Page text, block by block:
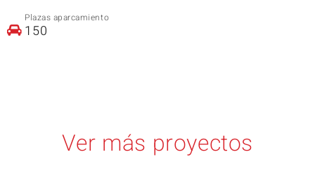
Plazas aparcamiento
150
Ver más proyectos